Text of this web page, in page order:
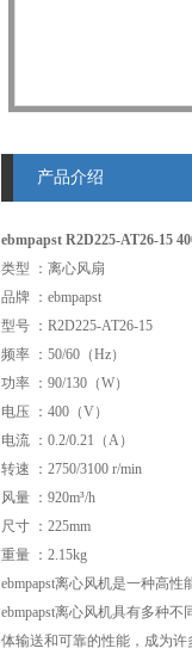
产品介绍
ebmpapst R2D225-AT26-15
类型 ：离心风扇
品牌 ：ebmpapst
型号 ：R2D225-AT26-15
频率 ：50/60（Hz）
功率 ：90/130（W）
电压 ：400（V）
电流 ：0.2/0.21（A）
转速 ：2750/3100 r/min
风量 ：920m³/h
尺寸 ：225mm
重量 ：2.15kg
ebmpapst离心风机是一种高
ebmpapst离心风机具有多种
体输送和可靠的性能，成为许